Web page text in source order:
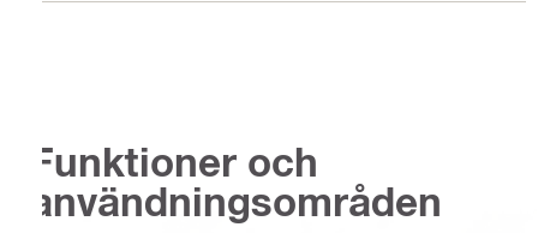
Funktioner och
användningsområden